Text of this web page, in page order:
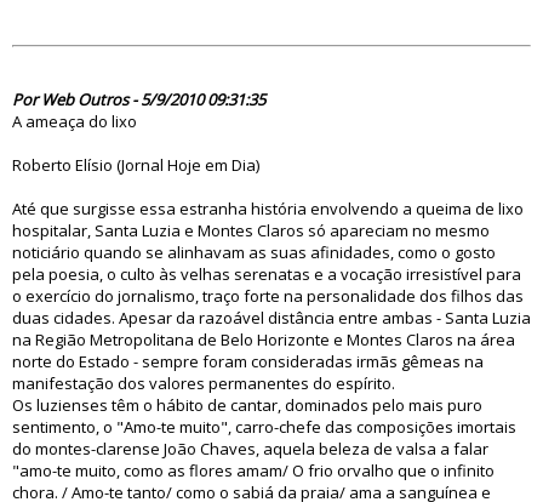
Por Web Outros - 5/9/2010 09:31:35
A ameaça do lixo
Roberto Elísio (Jornal Hoje em Dia)
Até que surgisse essa estranha história envolvendo a queima de lixo
hospitalar, Santa Luzia e Montes Claros só apareciam no mesmo
noticiário quando se alinhavam as suas afinidades, como o gosto
pela poesia, o culto às velhas serenatas e a vocação irresistível para
o exercício do jornalismo, traço forte na personalidade dos filhos das
duas cidades. Apesar da razoável distância entre ambas - Santa Luzia
na Região Metropolitana de Belo Horizonte e Montes Claros na área
norte do Estado - sempre foram consideradas irmãs gêmeas na
manifestação dos valores permanentes do espírito.
Os luzienses têm o hábito de cantar, dominados pelo mais puro
sentimento, o "Amo-te muito", carro-chefe das composições imortais
do montes-clarense João Chaves, aquela beleza de valsa a falar
"amo-te muito, como as flores amam/ O frio orvalho que o infinito
chora. / Amo-te tanto/ como o sabiá da praia/ ama a sanguínea e